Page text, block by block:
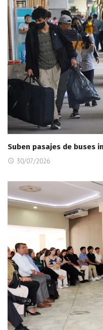
Suben pasajes de buses
30/07/2026